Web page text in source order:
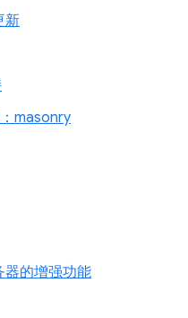
新
masonry
器的增强功能